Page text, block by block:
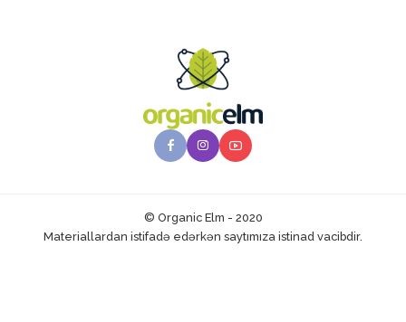
© Organic Elm - 2020
Materiallardan istifadə edərkən saytımıza istinad vacibdir.